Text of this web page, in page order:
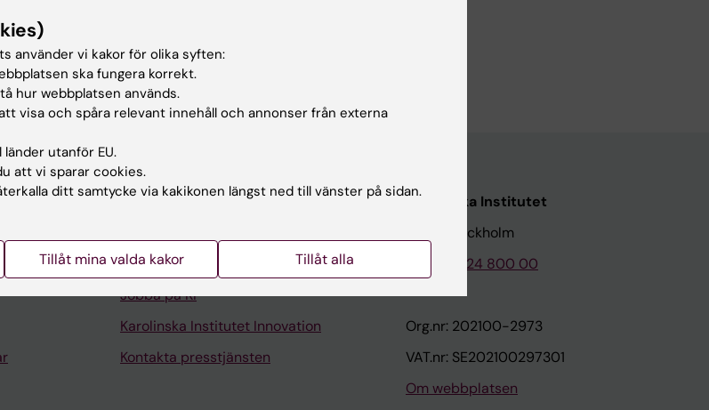
biosynthesis in rheumatic diseases, and
Kontakta och besök KI
Stöd forskning och utbildning
Jobba på KI
Karolinska Institutet Innovation
Kontakta presstjänsten
Karolinska Institutet
171 77 Stockholm
Tel: 08-524 800 00
Org.nr: 202100-2973
VAT.nr: SE202100297301
Om webbplatsen
använder vi kakor för olika syften:
ska fungera korrekt.
hur webbplatsen används.
visa och spåra relevant innehåll och annonser från externa
utanför EU.
att vi sparar cookies.
ditt samtycke via kakikonen längst ned till vänster på sidan.
Tillåt mina valda kakor Tillåt alla